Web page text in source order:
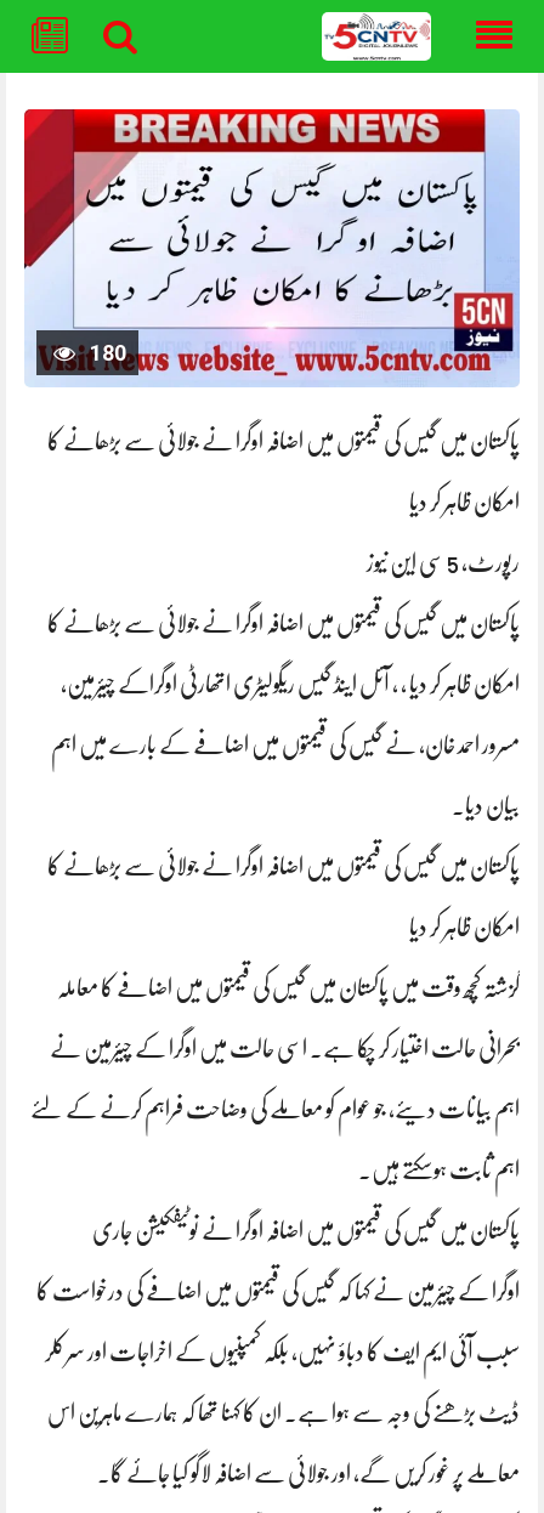
180
پاکستان میں گیس کی قیمتوں میں اضافہ اوگرا نے جولائی سے بڑھانے کا
امکان ظاہر کر دیا
رپورٹ، 5 سی این نیوز
پاکستان میں گیس کی قیمتوں میں اضافہ اوگرا نے جولائی سے بڑھانے کا
امکان ظاہر کر دیا ، ، آئل اینڈ گیس ریگولیٹری اتھارٹی اوگراکے چیئرمین،
مسرور احمد خان، نے گیس کی قیمتوں میں اضافے کے بارے میں اہم
بیان دیا۔
پاکستان میں گیس کی قیمتوں میں اضافہ اوگرا نے جولائی سے بڑھانے کا
امکان ظاہر کر دیا
گزشتہ کچھ وقت میں پاکستان میں گیس کی قیمتوں میں اضافے کا معاملہ
بحرانی حالت اختیار کر چکا ہے۔ اسی حالت میں اوگرا کے چیئرمین نے
اہم بیانات دیئے، جو عوام کو معاملے کی وضاحت فراہم کرنے کے لئے
اہم ثابت ہوسکتے ہیں۔
پاکستان میں گیس کی قیمتوں میں اضافہ اوگرا نے نوٹیفکیشن جاری
اوگرا کے چیئرمین نے کہا کہ گیس کی قیمتوں میں اضافے کی درخواست کا
سبب آئی ایم ایف کا دباؤ نہیں، بلکہ کمپنیوں کے اخراجات اور سرکلر
ڈیٹ بڑھنے کی وجہ سے ہوا ہے۔ ان کا کہنا تھا کہ ہمارے ماہرین اس
معاملے پر غور کریں گے، اور جولائی سے اضافہ لاگو کیا جائے گا۔